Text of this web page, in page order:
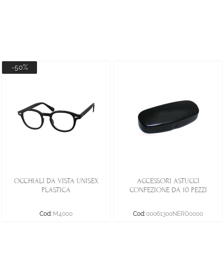
-50%
OCCHIALI DA VISTA UNISEX
PLASTICA
Cod: M4000
ACCESSORI ASTUCCI
CONFEZIONE DA 10 PEZZI
Cod:00061300NERO0000